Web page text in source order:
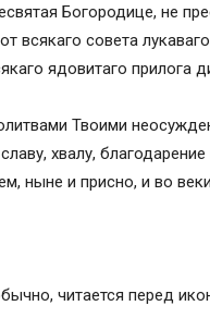
Богородице, не
всякаго совета
ядовитаго прилога
Твоими
хвалу,
ныне и присно, и во
читается перед